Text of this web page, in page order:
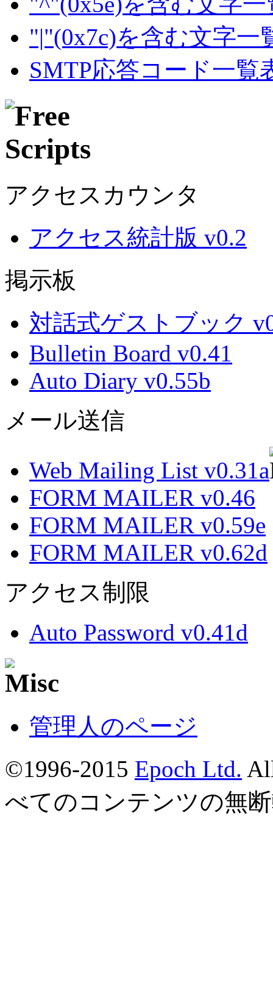
"|"(0x7c)を含む文字一
SMTP応答コード一覧
アクセスカウンタ
アクセス統計版 v0.2
掲示板
対話式ゲストブック
Bulletin Board v0.41
Auto Diary v0.55b
メール送信
Web Mailing List v0.31a
FORM MAILER v0.46
FORM MAILER v0.59e
FORM MAILER v0.62d
アクセス制限
Auto Password v0.41d
管理人のページ
©1996-2015 Epoch Ltd.
べてのコンテンツの無